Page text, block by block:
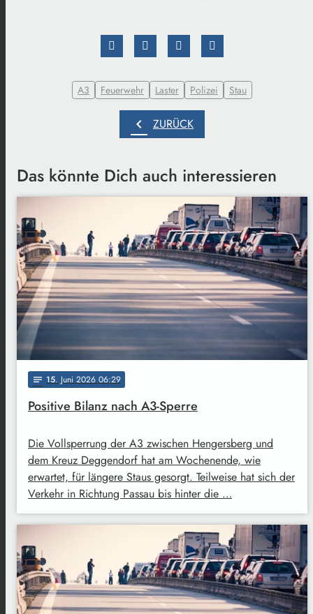
A3 Feuerwehr Laster Polizei Stau
chevron_left ZURÜCK
Das könnte Dich auch interessieren
notes 15. Juni 2026 06:29
Positive Bilanz nach A3-Sperre
Die Vollsperrung der A3 zwischen Hengersberg und
dem Kreuz Deggendorf hat am Wochenende, wie
erwartet, für längere Staus gesorgt. Teilweise hat sich der
Verkehr in Richtung Passau bis hinter die …